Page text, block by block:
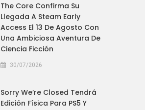
The Core Confirma Su
Llegada A Steam Early
Access El 13 De Agosto Con
Una Ambiciosa Aventura De
Ciencia Ficción
30/07/2026
Sorry We’re Closed Tendrá
Edición Física Para PS5 Y